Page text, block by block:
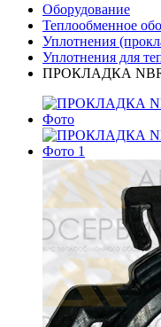
Оборудование
Теплообменное
Уплотнения
Уплотнения для
ПРОКЛАДКА NBR